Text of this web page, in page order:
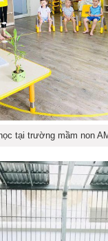
tại trường mầm non